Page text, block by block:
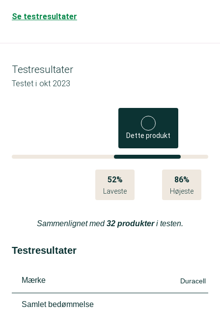
Se testresultater
Testresultater
Testet i okt 2023
Dette produkt
52%
Laveste
86%
Højeste
Sammenlignet med32 produkteri testen.
Testresultater
Mærke Duracell
Samlet bedømmelse